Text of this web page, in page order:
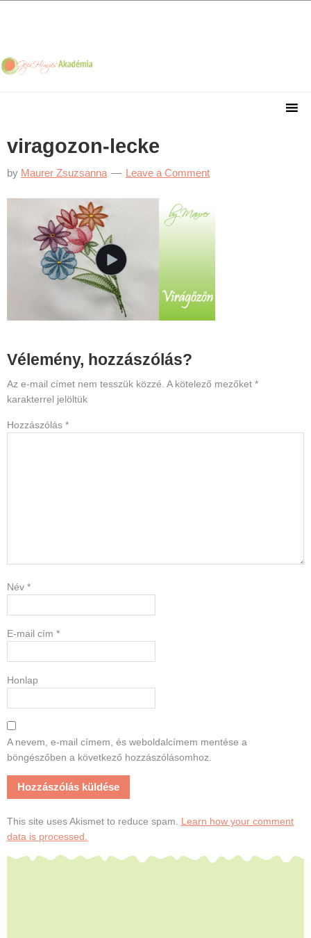
navigation
content
sidebar
viragozon-lecke
by Maurer Zsuzsanna Leave a Comment
Reader
Interactions
Vélemény, hozzászólás?
Az e-mail címet nem tesszük közzé. A kötelező mezőket *
karakterrel jelöltük
Hozzászólás *
Név *
E-mail cím *
Honlap
A nevem, e-mail címem, és weboldalcímem mentése a
böngészőben a következő hozzászólásomhoz.
This site uses Akismet to reduce spam. Learn how your comment
data is processed.